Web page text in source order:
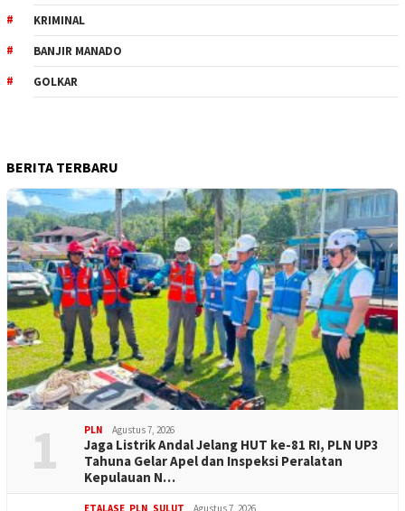
KRIMINAL
BANJIR MANADO
GOLKAR
BERITA TERBARU
1 PLN Agustus 7, 2026
Jaga Listrik Andal Jelang HUT ke-81 RI, PLN UP3
Tahuna Gelar Apel dan Inspeksi Peralatan
Kepulauan N…